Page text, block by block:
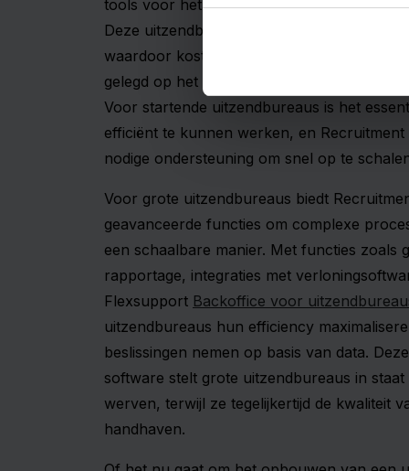
tools voor het beheren van kandidaten,
Deze uitzendbureau software automatiseert
waardoor kostbare tijd wordt bespaard en
gelegd op het opbouwen van relaties en
Voor startende uitzendbureaus is het
efficiënt te kunnen werken, en Recruitment
nodige ondersteuning om snel op te
Voor grote uitzendbureaus biedt
geavanceerde functies om complexe
een schaalbare manier. Met functies zoals
rapportage, integraties met
Flexsupport Backoffice voor
uitzendbureaus hun efficiency
beslissingen nemen op basis van data.
software stelt grote uitzendbureaus in
werven, terwijl ze tegelijkertijd de kwaliteit
handhaven.